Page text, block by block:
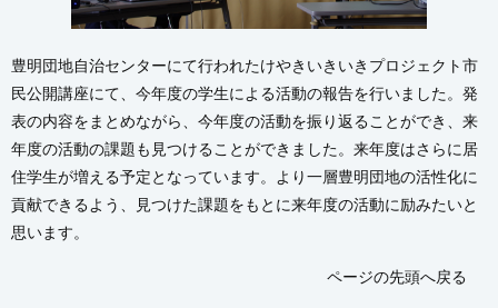
豊明団地自治センターにて行われたけやきいきいきプロジェクト市
民公開講座にて、今年度の学生による活動の報告を行いました。発
表の内容をまとめながら、今年度の活動を振り返ることができ、来
年度の活動の課題も見つけることができました。来年度はさらに居
住学生が増える予定となっています。より一層豊明団地の活性化に
貢献できるよう、見つけた課題をもとに来年度の活動に励みたいと
思います。
ページの先頭へ戻る